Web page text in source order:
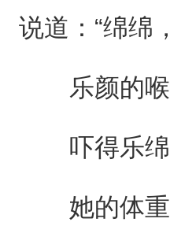
说道：“绵
乐颜的喉
吓得乐绵
她的体重